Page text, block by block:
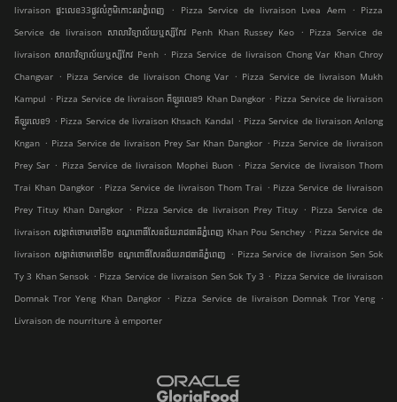
livraison ផ្ទះលេខ33ផ្លូវលំភូមិកោះនរាភ្នំពេញ
. Pizza Service de livraison Lvea Aem . Pizza
Service de livraison សាលាវិទ្យាល័យឬស្សីកែវ Penh Khan Russey Keo
. Pizza Service de
livraison សាលាវិទ្យាល័យឬស្សីកែវ Penh . Pizza Service de livraison Chong Var Khan Chroy
Changvar . Pizza Service de livraison Chong Var . Pizza Service de livraison Mukh
Kampul . Pizza Service de livraison គីឡូរលេខ9 Khan Dangkor . Pizza Service de livraison
គីឡូរលេខ9 . Pizza Service de livraison Khsach Kandal . Pizza Service de livraison Anlong
Kngan . Pizza Service de livraison Prey Sar Khan Dangkor . Pizza Service de livraison
Prey Sar . Pizza Service de livraison Mophei Buon . Pizza Service de livraison Thom
Trai Khan Dangkor . Pizza Service de livraison Thom Trai . Pizza Service de livraison
Prey Tituy Khan Dangkor . Pizza Service de livraison Prey Tituy . Pizza Service de
livraison សង្កាត់ចោមចៅទី២ ខណ្ឌពោធិ៍សែនជ័យរាជធានីភ្នំពេញ Khan Pou Senchey . Pizza Service de
livraison សង្កាត់ចោមចៅទី២ ខណ្ឌពោធិ៍សែនជ័យរាជធានីភ្នំពេញ . Pizza Service de livraison Sen Sok
Ty 3 Khan Sensok . Pizza Service de livraison Sen Sok Ty 3 . Pizza Service de livraison
Domnak Tror Yeng Khan Dangkor . Pizza Service de livraison Domnak Tror Yeng .
Livraison de nourriture à emporter